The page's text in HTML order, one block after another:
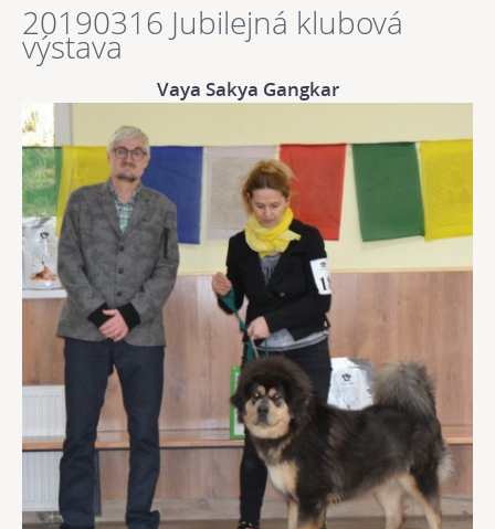
20190316 Jubilejná klubová
výstava
Vaya Sakya Gangkar